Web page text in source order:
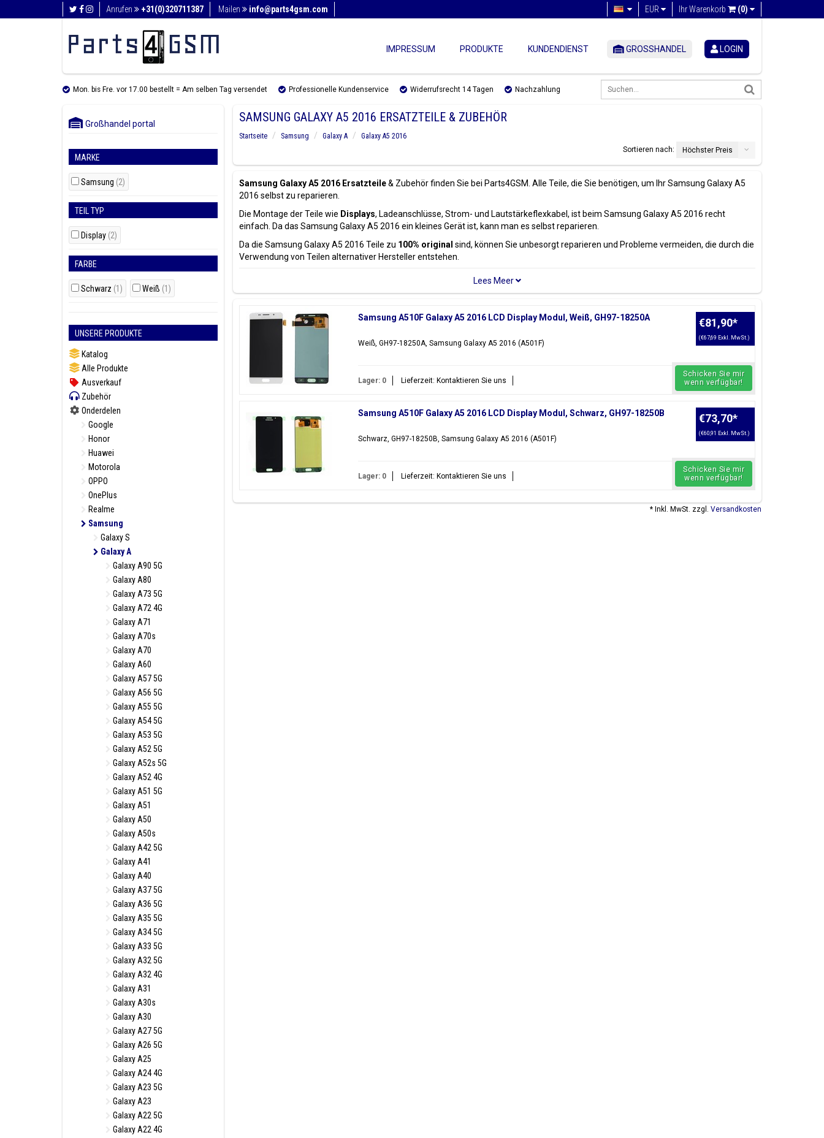
Anrufen +31(0)320711387 Mailen info@parts4gsm.com Ihr Warenkorb (0)
EUR
IMPRESSUM PRODUKTE KUNDENDIENST GROSSHANDEL LOGIN
Mon. bis Fre. vor 17.00 bestellt = Am selben Tag versendet Professionelle Kundenservice Widerrufsrecht 14 Tagen Nachzahlung
Großhandel portal
MARKE
Samsung (2)
TEIL TYP
Display (2)
FARBE
Schwarz (1) Weiß (1)
UNSERE PRODUKTE
Katalog
Alle Produkte
Ausverkauf
Zubehör
Onderdelen
Google
Honor
Huawei
Motorola
OPPO
OnePlus
Realme
Samsung
Galaxy S
Galaxy A
Galaxy A90 5G
Galaxy A80
Galaxy A73 5G
Galaxy A72 4G
Galaxy A71
Galaxy A70s
Galaxy A70
Galaxy A60
Galaxy A57 5G
Galaxy A56 5G
Galaxy A55 5G
Galaxy A54 5G
Galaxy A53 5G
Galaxy A52 5G
Galaxy A52s 5G
Galaxy A52 4G
Galaxy A51 5G
Galaxy A51
Galaxy A50
Galaxy A50s
Galaxy A42 5G
Galaxy A41
Galaxy A40
Galaxy A37 5G
Galaxy A36 5G
Galaxy A35 5G
Galaxy A34 5G
Galaxy A33 5G
Galaxy A32 5G
Galaxy A32 4G
Galaxy A31
Galaxy A30s
Galaxy A30
Galaxy A27 5G
Galaxy A26 5G
Galaxy A25
Galaxy A24 4G
Galaxy A23 5G
Galaxy A23
Galaxy A22 5G
Galaxy A22 4G
SAMSUNG GALAXY A5 2016 ERSATZTEILE & ZUBEHÖR
Startseite Samsung Galaxy A
Galaxy A5 2016
Sortieren nach:
Höchster Preis
Samsung Galaxy A5 2016 Ersatzteile& Zubehör finden Sie bei Parts4GSM. Alle Teile, die Sie benötigen, um Ihr Samsung Galaxy A5
2016 selbst zu reparieren.
Die Montage der Teile wie Displays, Ladeanschlüsse, Strom- und Lautstärkeflexkabel, ist beim Samsung Galaxy A5 2016 recht
einfach. Da das Samsung Galaxy A5 2016 ein kleines Gerät ist, kann man es selbst reparieren.
Da die Samsung Galaxy A5 2016 Teile zu 100% original sind, können Sie unbesorgt reparieren und Probleme vermeiden, die durch die
Verwendung von Teilen alternativer Hersteller entstehen.
Es gibt verschiedene Teile für das Samsung Galaxy A5 2016, wie z.B.
SM-A5100, SM-A510F, SM-
A510S, SM-A510K, SM-
Black, White, Gold, Pink
Sind Sie auf der Suche nach einem anderen Modell der Galaxy A-Serie? Wir haben auch
Samsung Galaxy A7 2016 Teile und Zubehör
Samsung A510F Galaxy A5 2016 LCD Display Modul, Weiß, GH97-18250A
Weiß, GH97-18250A, Samsung Galaxy A5 2016 (A501F)
€81,90*
(€67,69 Exkl. MwSt.)
Lager: 0 Lieferzeit: Kontaktieren Sie uns
Schicken Sie mir
wenn verfügbar!
Samsung A510F Galaxy A5 2016 LCD Display Modul, Schwarz, GH97-18250B
Schwarz, GH97-18250B, Samsung Galaxy A5 2016 (A501F)
€73,70*
(€60,91 Exkl. MwSt.)
Lager: 0 Lieferzeit: Kontaktieren Sie uns
Schicken Sie mir
wenn verfügbar!
* Inkl. MwSt. zzgl. Versandkosten